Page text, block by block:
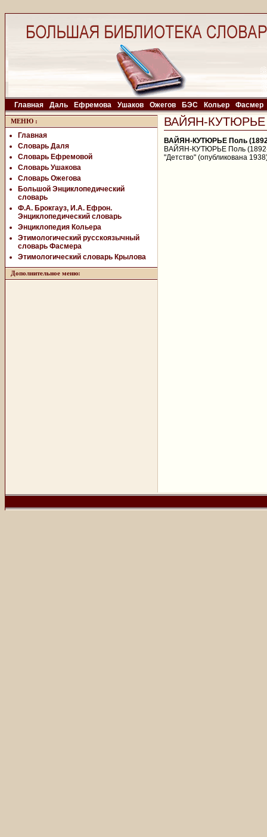
Главная Даль Ефремова Ушаков Ожегов БЭС Кольер Фасмер
МЕНЮ :
Главная
Словарь Даля
Словарь Ефремовой
Словарь Ушакова
Словарь Ожегова
Большой Энциклопедический
словарь
Ф.А. Брокгауз, И.А. Ефрон.
Энциклопедический словарь
Энциклопедия Кольера
Этимологический русскоязычный
словарь Фасмера
Этимологический словарь Крылова
Дополнительное меню:
ВАЙЯН-КУТЮРЬЕ
ВАЙЯН-КУТЮРЬЕ Поль
ВАЙЯН-КУТЮРЬЕ Поль (1892-
"Детство" (опубликована